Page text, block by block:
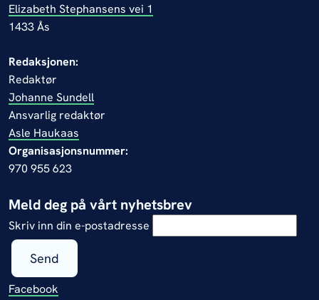
Elizabeth Stephansens vei 1
1433 Ås
Redaksjonen:
Redaktør
Johanne Sundell
Ansvarlig redaktør
Asle Haukaas
Organisasjonsnummer:
970 955 623
Meld deg på vårt nyhetsbrev
Skriv inn din e-postadresse
Send
Facebook